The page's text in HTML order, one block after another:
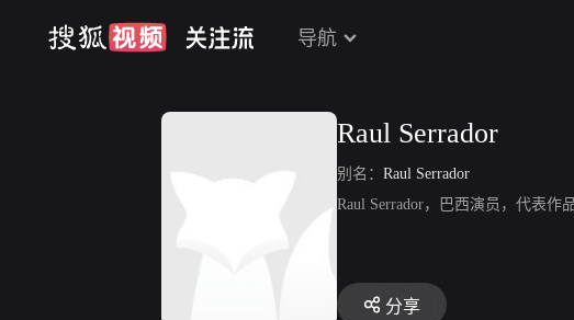
导航
Raul Serrador
别名： Raul Serrador
Raul Serrador，巴西演员，代表作
分享